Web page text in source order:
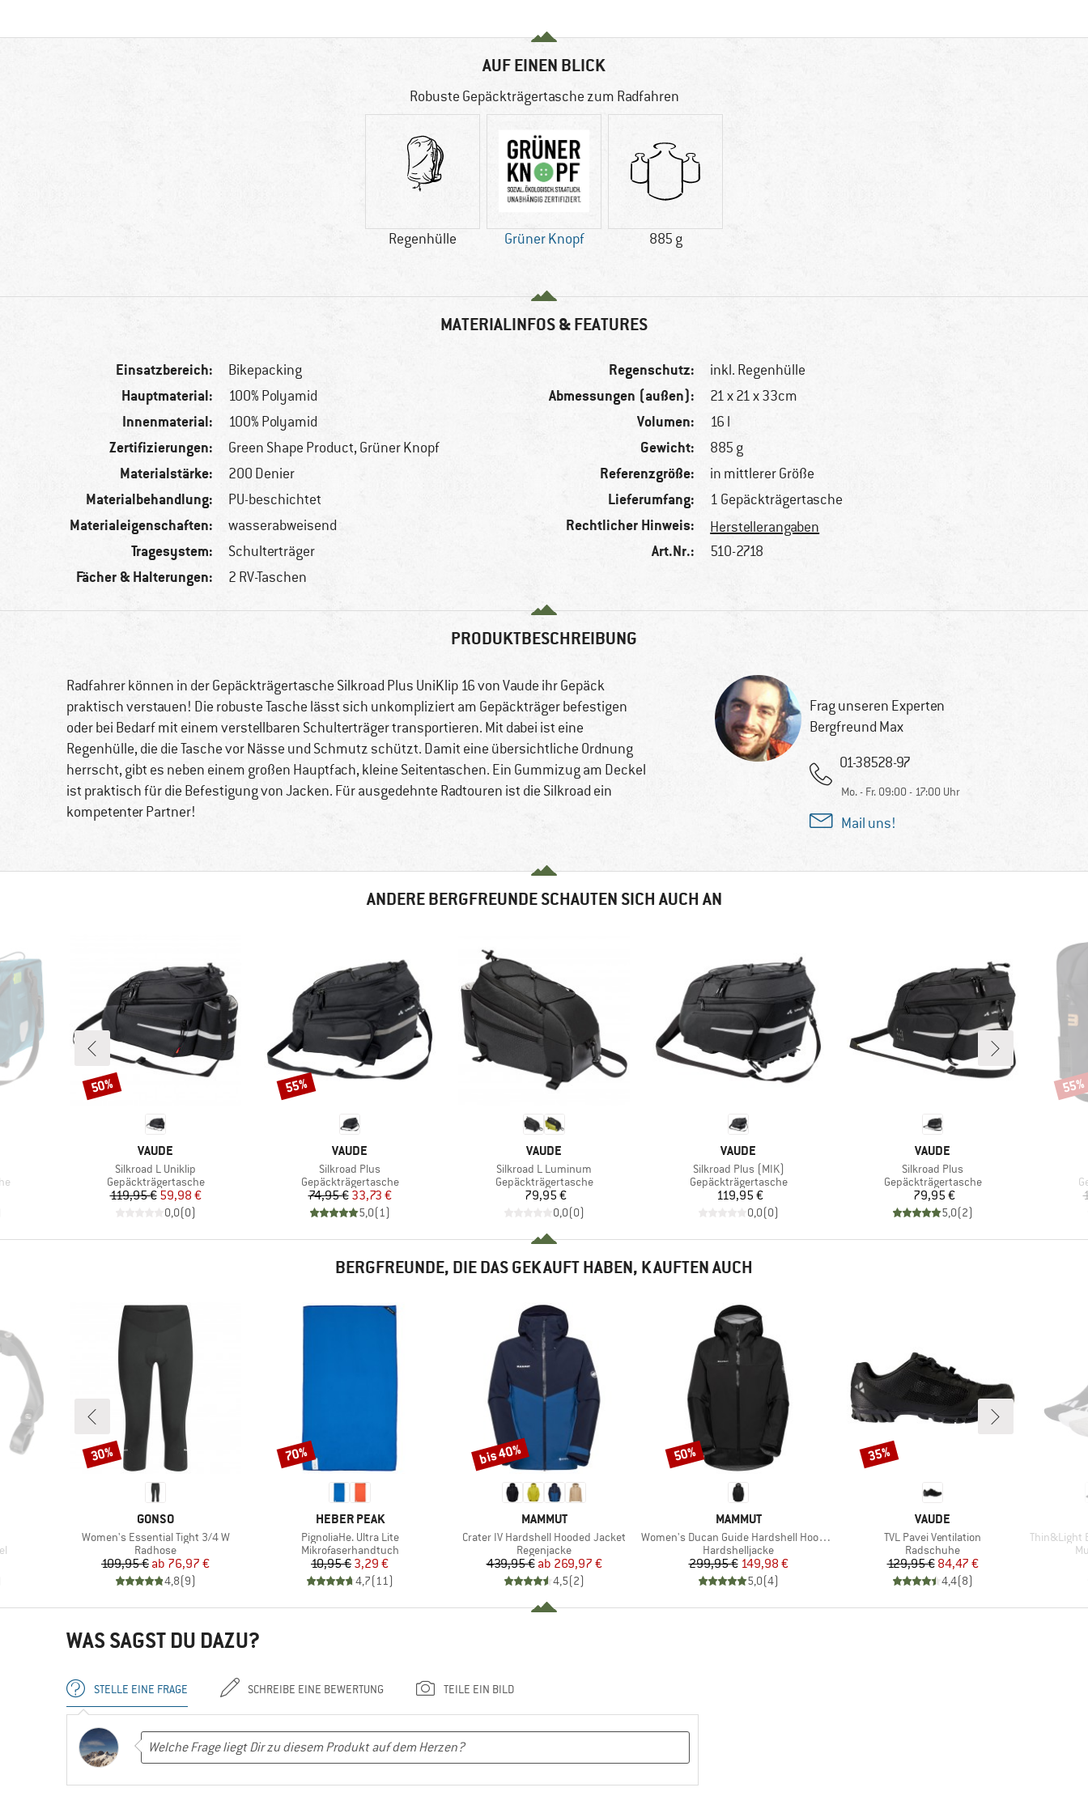
AUF EINEN BLICK
Robuste Gepäckträgertasche zum Radfahren
Regenhülle Grüner Knopf 885 g
MATERIALINFOS & FEATURES
Einsatzbereich: Bikepacking
Hauptmaterial: 100% Polyamid
Innenmaterial: 100% Polyamid
Zertifizierungen: Green Shape Product, Grüner Knopf
Materialstärke: 200 Denier
Materialbehandlung: PU-beschichtet
Materialeigenschaften: wasserabweisend
Tragesystem: Schulterträger
Fächer & Halterungen: 2 RV-Taschen
Regenschutz: inkl. Regenhülle
Abmessungen (außen): 21 x 21 x 33cm
Volumen: 16 l
Gewicht: 885 g
Referenzgröße: in mittlerer Größe
Lieferumfang: 1 Gepäckträgertasche
Rechtlicher Hinweis: Herstellerangaben
Art.Nr.: 510-2718
PRODUKTBESCHREIBUNG
Radfahrer können in der Gepäckträgertasche Silkroad Plus UniKlip 16 von Vaude ihr Gepäck
praktisch verstauen! Die robuste Tasche lässt sich unkompliziert am Gepäckträger befestigen
oder bei Bedarf mit einem verstellbaren Schulterträger transportieren. Mit dabei ist eine
Regenhülle, die die Tasche vor Nässe und Schmutz schützt. Damit eine übersichtliche Ordnung
herrscht, gibt es neben einem großen Hauptfach, kleine Seitentaschen. Ein Gummizug am Deckel
ist praktisch für die Befestigung von Jacken. Für ausgedehnte Radtouren ist die Silkroad ein
kompetenter Partner!
Frag unseren Experten
Bergfreund Max
01-38528-97
Mo. - Fr. 09:00 - 17:00 Uhr
Mail uns!
ANDERE BERGFREUNDE SCHAUTEN SICH AUCH AN
MARKE
VAUDE
Artikel
Silkroad L Uniklip
Produktgruppe
Gepäckträgertasche
Preis
119,95 €reduzierter Preis
59,98 €
0,0(0)
Rabatt
50%
MARKE
VAUDE
Artikel
Silkroad Plus
Produktgruppe
Gepäckträgertasche
Preis
74,95 €reduzierter Preis
33,73 €
5,0(1)
Rabatt
55%
MARKE
VAUDE
Artikel
Silkroad L Luminum
Produktgruppe
Gepäckträgertasche
Preis
79,95 €
0,0(0)
MARKE
VAUDE
Artikel
Silkroad Plus (MIK)
Produktgruppe
Gepäckträgertasche
Preis
119,95 €
0,0(0)
MARKE
VAUDE
Artikel
Silkroad Plus
Produktgruppe
Gepäckträgertasche
Preis
79,95 €
5,0(2)
55%
BERGFREUNDE, DIE DAS GEKAUFT HABEN, KAUFTEN AUCH
MARKE
GONSO
Artikel
Women's Essential Tight 3/4 W
Produktgruppe
Radhose
Preis
109,95 € reduzierter Preis
ab 76,97 €
4,8(9)
Rabatt
30%
MARKE
HEBER PEAK
Artikel
PignoliaHe. Ultra Lite
Produktgruppe
Mikrofaserhandtuch
Preis
10,95 €reduzierter Preis
3,29 €
4,7(11)
Rabatt
70%
MARKE
MAMMUT
Artikel
Crater IV Hardshell Hooded Jacket
Produktgruppe
Regenjacke
Preis
439,95 € reduzierter Preis
ab 269,97 €
4,5(2)
Rabatt
bis 40%
MARKE
MAMMUT
Artikel
Women's Ducan Guide Hardshell Hooded Jacket
Produktgruppe
Hardshelljacke
Preis
299,95 €reduzierter Preis
149,98 €
5,0(4)
Rabatt
50%
MARKE
VAUDE
Artikel
TVL Pavei Ventilation
Produktgruppe
Radschuhe
Preis
129,95 €reduzierter Preis
84,47 €
4,4(8)
Rabatt
35%
Artikel
Thin&Light
WAS SAGST DU DAZU?
STELLE EINE FRAGE SCHREIBE EINE BEWERTUNG TEILE EIN BILD